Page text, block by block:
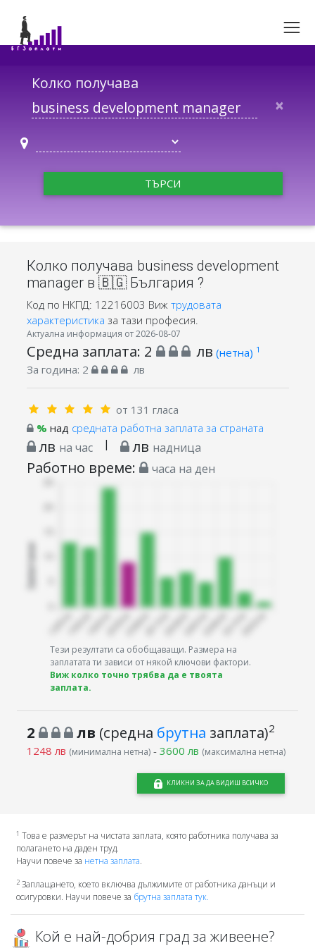
Колко получава
×
ТЪРСИ
Колко получава business development
manager в 🇧🇬 България ?
Код по НКПД: 12216003 Виж трудовата
характеристика за тази професия.
Актуална информация от 2026-08-07
Средна заплата: 2 лв (нетна) 1
За година: 2 лв
от 131 гласа
% над средната работна заплата за страната
лв на час | лв надница
Работно време: часа на ден
Тези резултати са обобщаващи. Размера на
заплатата ти зависи от някой ключови фактори.
Виж колко точно трябва да е твоята
заплата.
2 лв (средна брутна заплата)2
1248 лв (минимална нетна)- 3600 лв (максимална нетна)
КЛИКНИ ЗА ДА ВИДИШ ВСИЧКО
1 Това е размерът на чистата заплата, която работника получава за
полагането на даден труд.
Научи повече за нетна заплата.
2Заплащането, което включва дължимите от работника данъци и
осигуровки. Научи повече за брутна заплата тук.
Кой е най-добрия град за живеене?